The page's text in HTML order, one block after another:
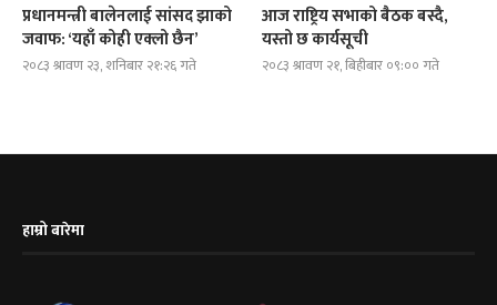
प्रधानमन्त्री बालेनलाई सांसद झाको
जवाफ: ‘यहाँ कोही एक्लो छैन’
२०८३ श्रावण २३, शनिबार २१:२६ गते
आज राष्ट्रिय सभाको बैठक बस्दै,
यस्तो छ कार्यसूची
२०८३ श्रावण २१, बिहीबार ०९:०० गते
हाम्रो बारेमा